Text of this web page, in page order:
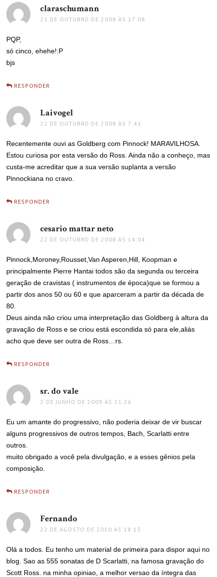
claraschumann
21 DE OUTUBRO DE 2008 ÀS 17:08
PQP,
só cinco, ehehe!:P
bjs
RESPONDER
Laivogel
22 DE OUTUBRO DE 2008 ÀS 7:41
Recentemente ouvi as Goldberg com Pinnock! MARAVILHOSA.
Estou curiosa por esta versão do Ross. Ainda não a conheço, mas
custa-me acreditar que a sua versão suplanta a versão
Pinnockiana no cravo.
RESPONDER
cesario mattar neto
22 DE OUTUBRO DE 2008 ÀS 14:04
Pinnock,Moroney,Rousset,Van Asperen,Hill, Koopman e
principalmente Pierre Hantai todos são da segunda ou terceira
geração de cravistas ( instrumentos de época)que se formou a
partir dos anos 50 ou 60 e que aparceram a partir da década de
80.
Deus ainda não criou uma interpretação das Goldberg à altura da
gravação de Ross e se criou está escondida só para ele,aliás
acho que deve ser outra de Ross…rs.
RESPONDER
sr. do vale
2 DE JUNHO DE 2009 ÀS 21:26
Eu um amante do progressivo, não poderia deixar de vir buscar
alguns progressivos de outros tempos, Bach, Scarlatti entre
outros.
muito obrigado a você pela divulgação, e a esses gênios pela
composição.
RESPONDER
Fernando
22 DE AGOSTO DE 2010 ÀS 18:13
Olá a todos. Eu tenho um material de primeira para dispor aqui no
blog. Sao as 555 sonatas de D Scarlatti, na famosa gravação do
Scott Ross. na minha opiniao, a melhor versao da íntegra das